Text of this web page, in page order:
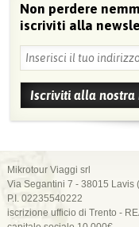
Non perdere
iscriviti alla
Mikrotour Viaggi srl
Via Segantini 7 - 38015 Lavis
P.I. 02235540222
iscrizione ufficio di Trento -